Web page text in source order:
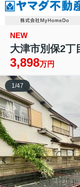
NEW
大津市別保2
3,898万円
1/47